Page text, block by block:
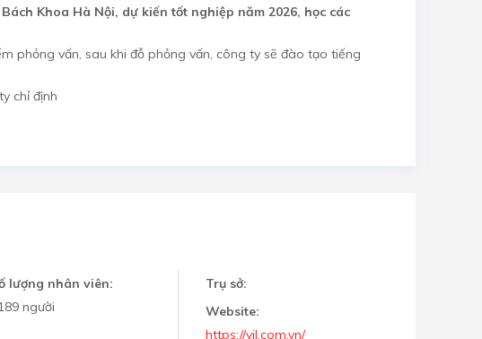
Khoa Hà Nội, dự kiến tốt nghiệp năm 2026, học các
phỏng vấn, sau khi đỗ phỏng vấn, công ty sẽ đào tạo tiếng
chỉ định
lượng nhân viên:
người
Trụ sở:
Website:
https://vjl.com.vn/